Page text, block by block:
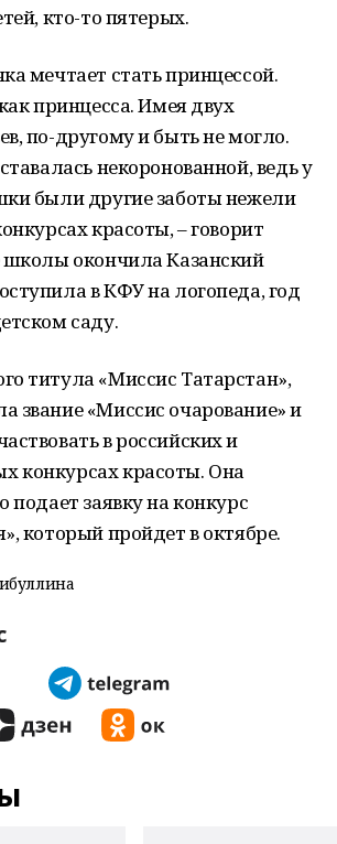
кто-то пятерых.
мечтает стать принцессой.
принцесса. Имея двух
по-другому и быть не могло.
некоронованной, ведь у
были другие заботы нежели
красоты, – говорит
окончила Казанский
в КФУ на логопеда, год
саду.
титула «Миссис Татарстан»,
звание «Миссис очарование» и
в российских и
конкурсах красоты. Она
подает заявку на конкурс
который пройдет в октябре.